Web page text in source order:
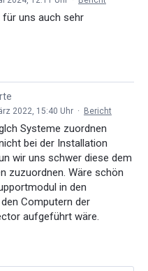
für uns auch sehr
2022, 15:40 Uhr · Bericht
Systeme zuordnen
bei der Installation
wir uns schwer diese dem
zuzuordnen. Wäre schön
in den
Computern der
aufgeführt wäre.